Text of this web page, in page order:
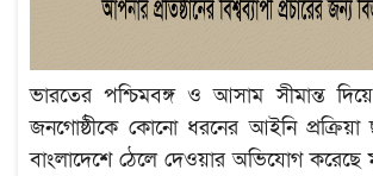
ভারতের পশ্চিমবঙ্গ ও আসাম সীমান্ত
জনগোষ্ঠীকে কোনো ধরনের আইনি প্রক্রিয়া
বাংলাদেশে ঠেলে দেওয়ার অভিযোগ করেছে